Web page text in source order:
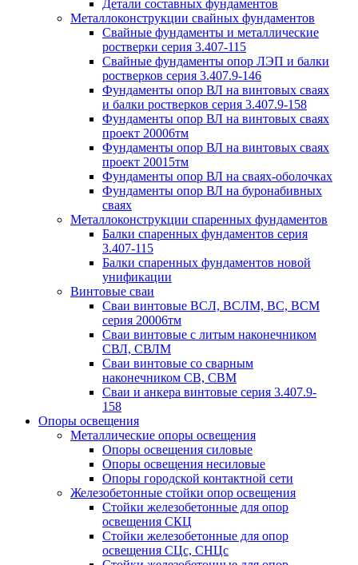
Детали составных фундаментов
Металлоконструкции свайных фундаментов
Свайные фундаменты и металлические
ростверки серия 3.407-115
Свайные фундаменты опор ЛЭП и балки
ростверков серия 3.407.9-146
Фундаменты опор ВЛ на винтовых сваях
и балки ростверков серия 3.407.9-158
Фундаменты опор ВЛ на винтовых сваях
проект 20006тм
Фундаменты опор ВЛ на винтовых сваях
проект 20015тм
Фундаменты опор ВЛ на сваях-оболочках
Фундаменты опор ВЛ на буронабивных
сваях
Металлоконструкции спаренных фундаментов
Балки спаренных фундаментов серия
3.407-115
Балки спаренных фундаментов новой
унификации
Винтовые сваи
Сваи винтовые ВСЛ, ВСЛМ, ВС, ВСМ
серия 20006тм
Сваи винтовые с литым наконечником
СВЛ, СВЛМ
Сваи винтовые со сварным
наконечником СВ, СВМ
Сваи и анкера винтовые серия 3.407.9-
158
Опоры освещения
Металлические опоры освещения
Опоры освещения силовые
Опоры освещения несиловые
Опоры городской контактной сети
Железобетонные стойки опор освещения
Стойки железобетонные для опор
освещения СКЦ
Стойки железобетонные для опор
освещения СЦс, СНЦс